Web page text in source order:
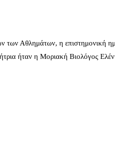
των Αθλημάτων, η επιστημονική
ήταν η Μοριακή Βιολόγος